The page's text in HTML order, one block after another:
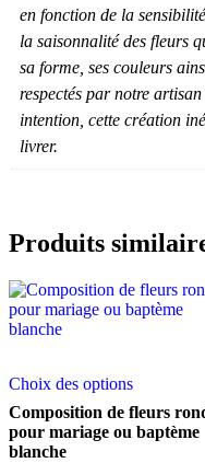
en fonction de la
la saisonnalité des fleurs
sa forme, ses couleurs
respectés par notre
intention, cette création
livrer.
Produits
Choix des optionsproduit
a
plusieurs
variations.
Composition de fleurs
pour mariage ou baptème
blanche